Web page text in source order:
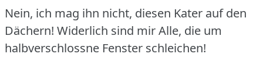
Nein, ich mag ihn nicht, diesen Kater auf den
Dächern! Widerlich sind mir Alle, die um
halbverschlossne Fenster schleichen!